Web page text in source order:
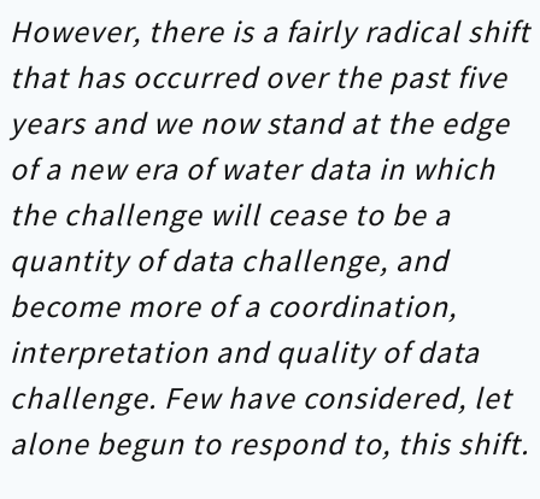
However, there is a fairly radical shift
that has occurred over the past five
years and we now stand at the edge
of a new era of water data in which
the challenge will cease to be a
quantity of data challenge, and
become more of a coordination,
interpretation and quality of data
challenge. Few have considered, let
alone begun to respond to, this shift.